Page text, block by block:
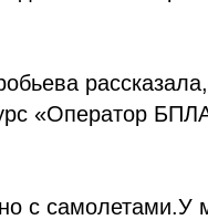
рассказала,
«Оператор
с самолетами.У